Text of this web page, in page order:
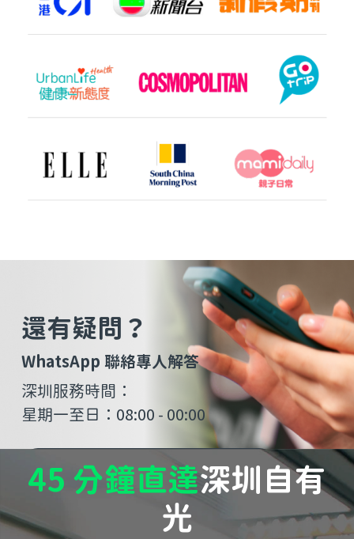
還有疑問？
WhatsApp 聯絡專人解答
深圳服務時間：
星期一至日：08:00 - 00:00
深圳旗艦醫療中心查詢
45 分鐘直達深圳自有
光